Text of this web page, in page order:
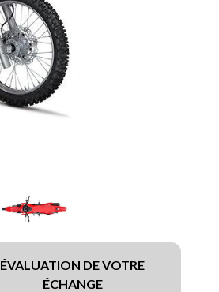
ÉVALUATION DE VOTRE
ÉCHANGE